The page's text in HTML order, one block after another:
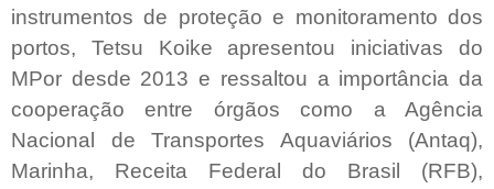
instrumentos de proteção e monitoramento dos
portos, Tetsu Koike apresentou iniciativas do
MPor desde 2013 e ressaltou a importância da
cooperação entre órgãos como a Agência
Nacional de Transportes Aquaviários (Antaq),
Marinha, Receita Federal do Brasil (RFB),